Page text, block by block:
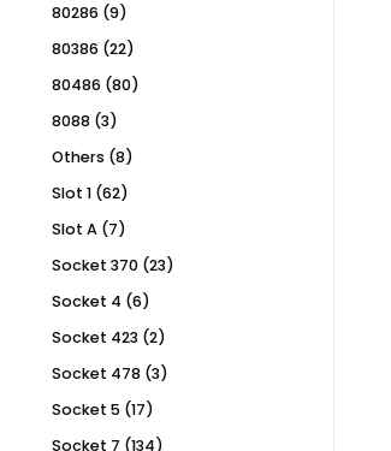
80286 99
80386 2222
80486 8080
8088 33
Others 88
Slot 1 6262
Slot A 77
Socket 370 2323
Socket 4 66
Socket 423 22
Socket 478 33
Socket 5 1717
Socket 7 134134